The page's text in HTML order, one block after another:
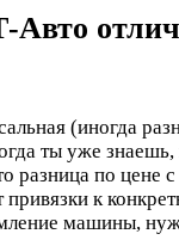
(иногда
ты уже
разница по цене
к
машины,